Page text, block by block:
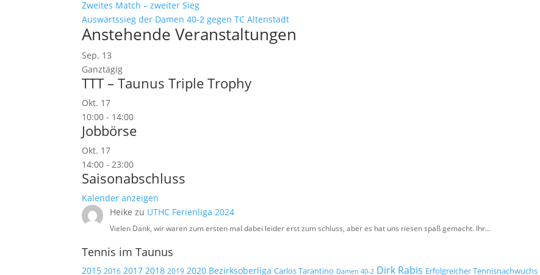
Zweites Match – zweiter Sieg
Auswärtssieg der Damen 40-2 gegen TC Altenstadt
Anstehende Veranstaltungen
Sep. 13
Ganztägig
TTT – Taunus Triple Trophy
Okt. 17
10:00 - 14:00
Jobbörse
Okt. 17
14:00 -23:00
Saisonabschluss
Kalender anzeigen
Heike zu UTHC Ferienliga 2024
Vielen Dank, wir waren zum ersten mal dabei leider erst zum schluss, aber es hat uns riesen spaß gemacht. Ihr…
Tennis im Taunus
2015 2016 2017 2018 2019 2020 Bezirksoberliga Carlos Tarantino Damen 40-2 Dirk Rabis Erfolgreicher Tennisnachwuchs